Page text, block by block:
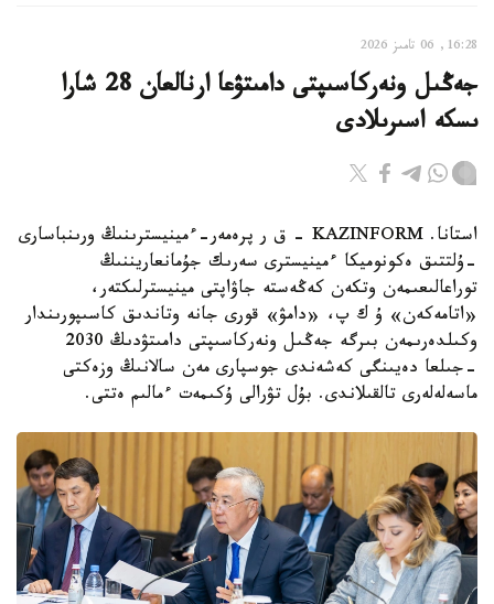
16:28, 06 تامىز 2026
جەڭىل ونەركاسىپتى دامىتۋعا ارنالعان 28 شارا
ىسكە اسىرىلادى
استانا. KAZINFORM - ق ر پرەمەر-ءمينيسترىنىڭ ورىنباسارى
-ۇلتتىق ەكونوميكا ءمينيسترى سەرىك جۇمانعاريننىڭ
توراعالىعىمەن وتكەن كەڭەستە جاۋاپتى مينيسترلىكتەر،
«اتامەكەن» ۇ ك پ، «دامۋ» قورى جانە وتاندىق كاسىپورىندار
وكىلدەرىمەن بىرگە جەڭىل ونەركاسىپتى دامىتۋدىڭ 2030
-جىلعا دەيىنگى كەشەندى جوسپارى مەن سالانىڭ وزەكتى
ماسەلەلەرى تالقىلاندى. بۇل تۋرالى ۇكىمەت ءمالىم ەتتى.